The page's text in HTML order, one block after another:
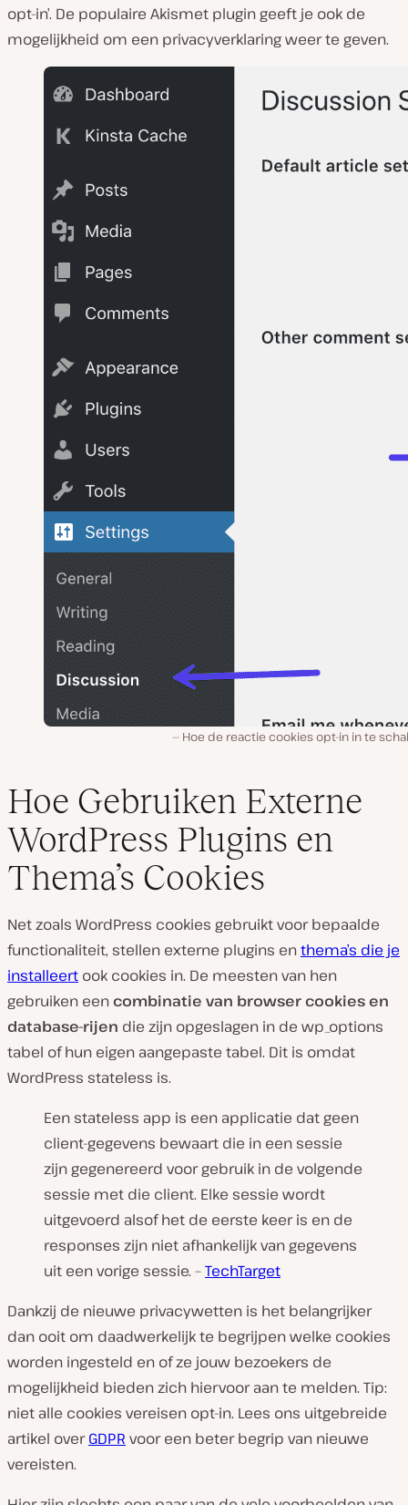
opt-in’. De populaire Akismet plugin geeft je ook de
mogelijkheid om een privacyverklaring weer te geven.
Hoe de reactie cookies opt-in in te
Hoe Gebruiken Externe
WordPress Plugins en
Thema’s Cookies
Net zoals WordPress cookies gebruikt voor bepaalde
functionaliteit, stellen externe plugins enthema’s die je
installeert ook cookies in. De meesten van hen
gebruiken een combinatie van browser cookies en
database-rijen die zijn opgeslagen in de wp_options
tabel of hun eigen aangepaste tabel. Dit is omdat
WordPress stateless is.
Een stateless app is een applicatie dat geen
client-gegevens bewaart die in een sessie
zijn gegenereerd voor gebruik in de volgende
sessie met die client. Elke sessie wordt
uitgevoerd alsof het de eerste keer is en de
responses zijn niet afhankelijk van gegevens
uit een vorige sessie. –TechTarget
Dankzij de nieuwe privacywetten is het belangrijker
dan ooit om daadwerkelijk te begrijpen welke cookies
worden ingesteld en of ze jouw bezoekers de
mogelijkheid bieden zich hiervoor aan te melden. Tip:
niet alle cookies vereisen opt-in. Lees ons uitgebreide
artikel overGDPR voor een beter begrip van nieuwe
vereisten.